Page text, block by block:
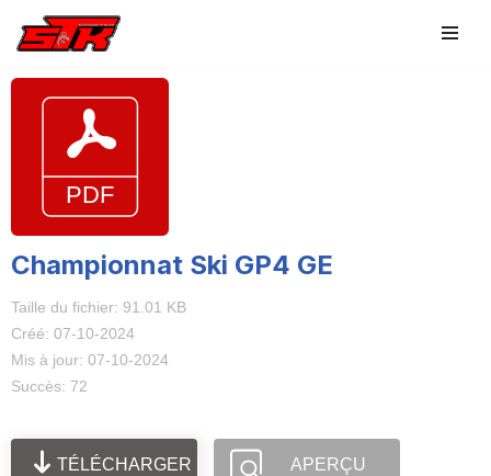
contenu
Championnat Ski GP4 GE
Taille du fichier: 91.01 KB
Créé: 07-10-2024
Mis à jour: 07-10-2024
Succès: 72
TÉLÉCHARGER APERÇU